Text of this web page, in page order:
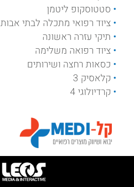
סטטוסקופ ליטמן
ציוד רפואי מתכלה לבתי אבות
תיקי עזרה ראשונה
ציוד רפואה משלימה
כסאות רחצה ושירותים
קלאסיק 3
קרדיולוגי 4